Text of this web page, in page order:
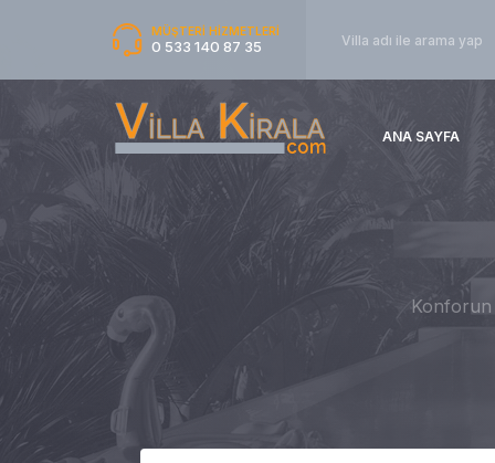
MÜŞTERİ HİZMETLERİ
0 533 140 87 35
ANA SAYFA
Konforun